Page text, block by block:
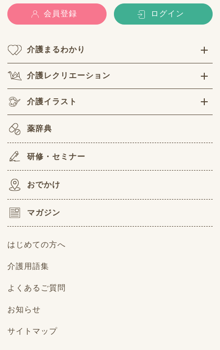
会員登録 ログイン
介護まるわかり
介護レクリエーション
介護イラスト
薬辞典
研修・セミナー
おでかけ
マガジン
はじめての方へ
介護用語集
よくあるご質問
お知らせ
サイトマップ